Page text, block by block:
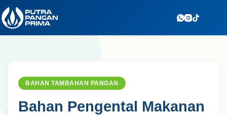
to
content
BAHAN TAMBAHAN PANGAN
Bahan Pengental Makanan